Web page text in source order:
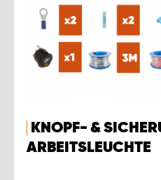
KNOPF- &
ARBEITSLEUCHTE